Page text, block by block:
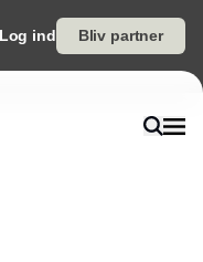
Log ind Bliv partner